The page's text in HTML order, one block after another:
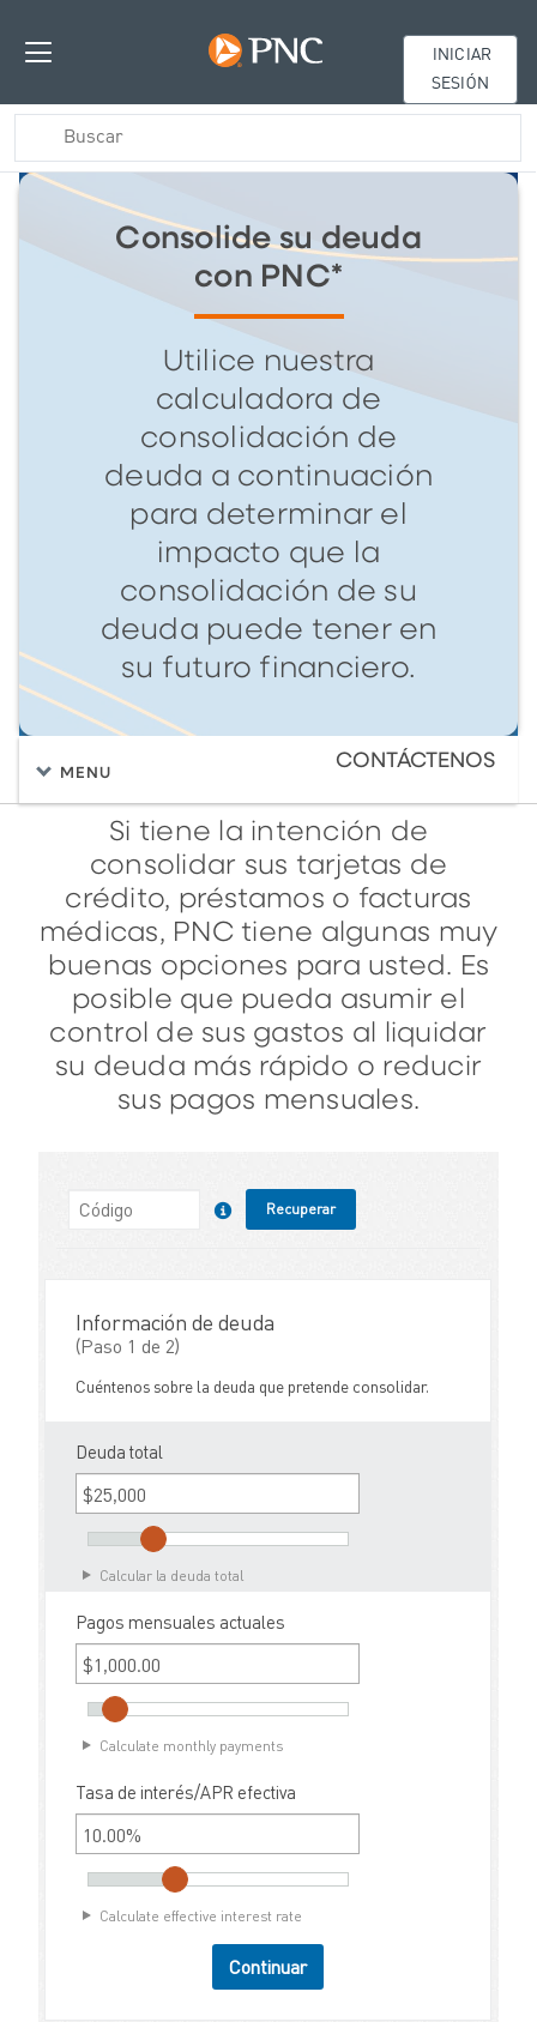
INICIAR
SESIÓN
Consolide su deuda
con PNC*
Utilice nuestra
calculadora de
consolidación de
deuda a continuación
para determinar el
impacto que la
consolidación de su
deuda puede tener en
su futuro financiero.
MENU
CONTÁCTENOS
Si tiene la intención de
consolidar sus tarjetas de
crédito, préstamos o facturas
médicas, PNC tiene algunas muy
buenas opciones para usted. Es
posible que pueda asumir el
control de sus gastos al liquidar
su deuda más rápido o reducir
sus pagos mensuales.